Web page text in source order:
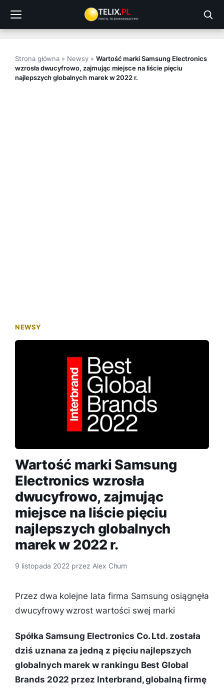
treści
Strona główna » Newsy» Wartość marki Samsung Electronics
wzrosła dwucyfrowo, zajmując miejsce na liście pięciu
najlepszych globalnych marek w 2022 r.
NEWSY
Wartość marki Samsung
Electronics wzrosła
dwucyfrowo, zajmując
miejsce na liście pięciu
najlepszych globalnych
marek w 2022 r.
9 listopada 2022 przez Alex Chum
Przez dwa kolejne lata firma Samsung osiągnęła
dwucyfrowy wzrost wartości swej marki
Spółka Samsung Electronics Co. Ltd. została
dziś uznana za jedną z pięciu najlepszych
globalnych marek w rankingu Best Global
Brands 2022 przez Interbrand, globalną firmę